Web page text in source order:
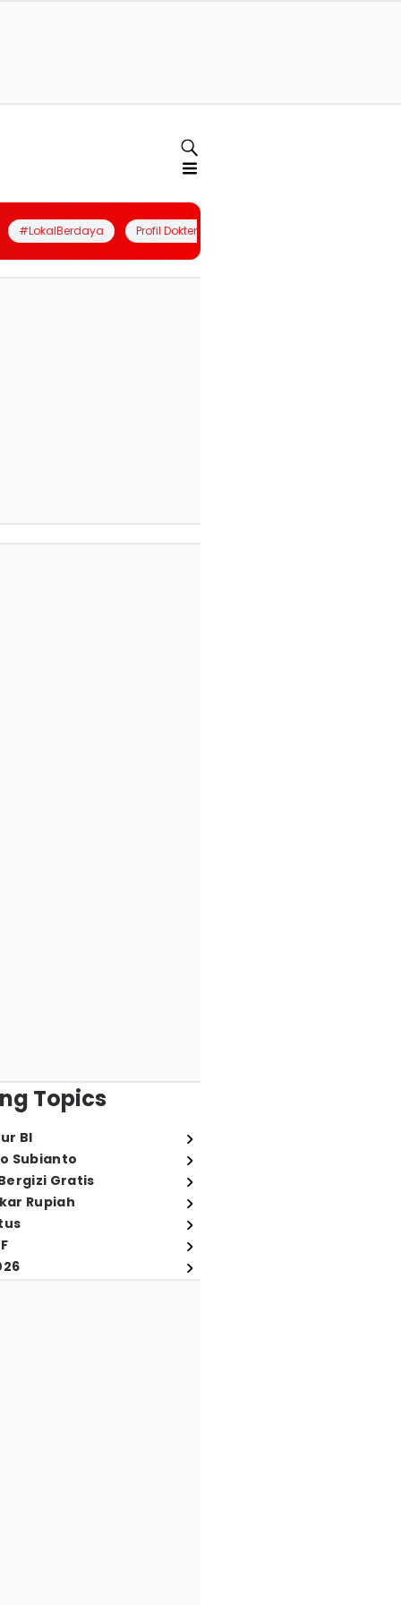
#LokalBerdaya Profil Dokter
Topics
BI
Subianto
Gratis
Rupiah